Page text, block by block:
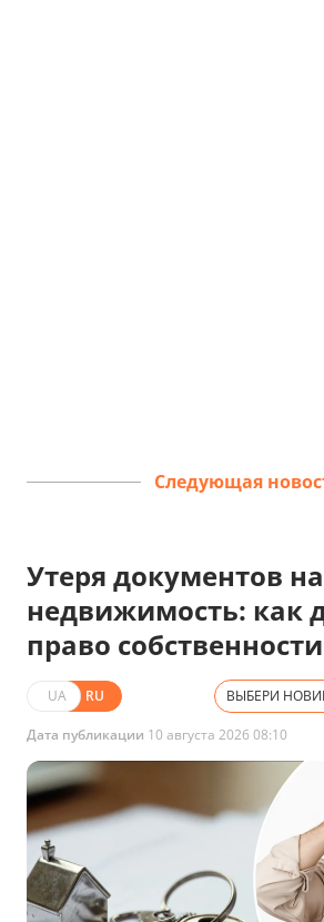
Следующая
Утеря документов на
недвижимость: как
право собственности
UA RU ВЫБЕРИ
Дата публикации 10 августа 2026 08:10